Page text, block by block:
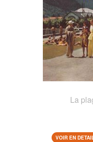
La
VOIR EN